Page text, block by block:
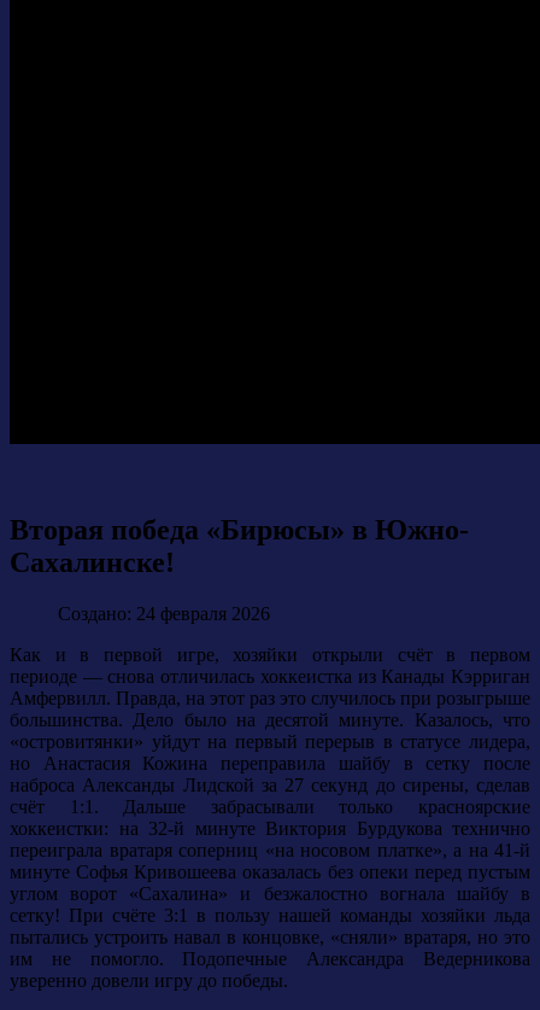
Вторая победа «Бирюсы» в Южно-
Сахалинске!
Создано: 24 февраля 2026
Как и в первой игре, хозяйки открыли счёт в первом
периоде — снова отличилась хоккеистка из Канады Кэрриган
Амфервилл. Правда, на этот раз это случилось при розыгрыше
большинства. Дело было на десятой минуте. Казалось, что
«островитянки» уйдут на первый перерыв в статусе лидера,
но Анастасия Кожина переправила шайбу в сетку после
наброса Александы Лидской за 27 секунд до сирены, сделав
счёт 1:1. Дальше забрасывали только красноярские
хоккеистки: на 32-й минуте Виктория Бурдукова технично
переиграла вратаря соперниц «на носовом платке», а на 41-й
минуте Софья Кривошеева оказалась без опеки перед пустым
углом ворот «Сахалина» и безжалостно вогнала шайбу в
сетку! При счёте 3:1 в пользу нашей команды хозяйки льда
пытались устроить навал в концовке, «сняли» вратаря, но это
им не помогло. Подопечные Александра Ведерникова
уверенно довели игру до победы.